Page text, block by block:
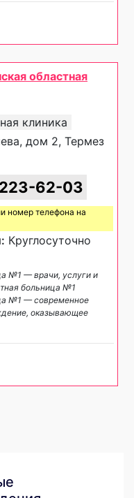
областная
клиника
дом 2, Термез
62-03
номер телефона на
Круглосуточно
№1 — врачи, услуги и
больница №1
№1 — современное
оказывающее